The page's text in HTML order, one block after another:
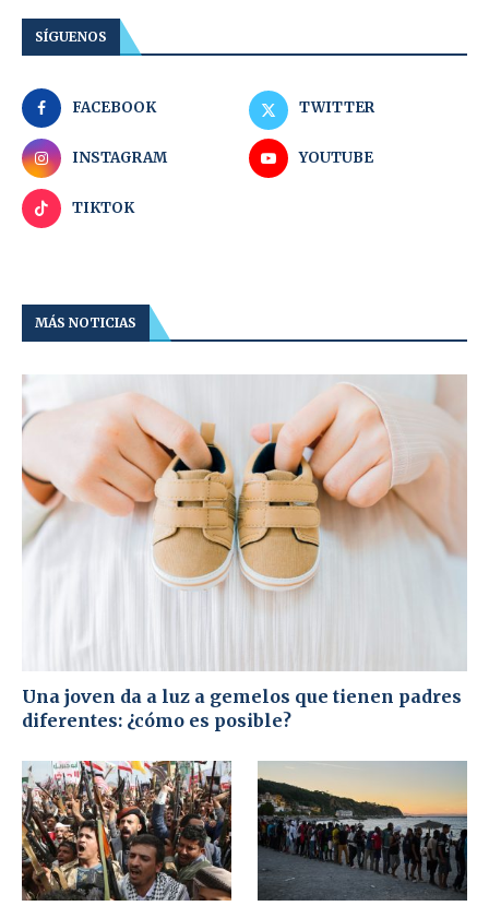
SÍGUENOS
FACEBOOK TWITTER
INSTAGRAM YOUTUBE
TIKTOK
MÁS NOTICIAS
Una joven da a luz a gemelos que tienen padres
diferentes: ¿cómo es posible?